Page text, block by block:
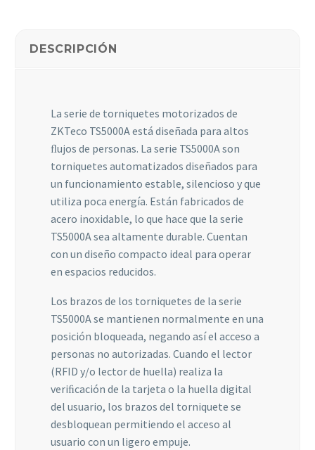
DESCRIPCIÓN
La serie de torniquetes motorizados de
ZKTeco TS5000A está diseñada para altos
ﬂujos de personas. La serie TS5000A son
torniquetes automatizados diseñados para
un funcionamiento estable, silencioso y que
utiliza poca energía. Están fabricados de
acero inoxidable, lo que hace que la serie
TS5000A sea altamente durable. Cuentan
con un diseño compacto ideal para operar
en espacios reducidos.
Los brazos de los torniquetes de la serie
TS5000A se mantienen normalmente en una
posición bloqueada, negando así el acceso a
personas no autorizadas. Cuando el lector
(RFID y/o lector de huella) realiza la
veriﬁcación de la tarjeta o la huella digital
del usuario, los brazos del torniquete se
desbloquean permitiendo el acceso al
usuario con un ligero empuje.
de la web, en
base a cómo
se usa la web.
Experiencia
nuestra web
funcione lo
mejor posible
rechaza estas
cookies,
algunas
funcionalidades
desaparecerán
de la web.
Marketing
Al compartir tus
intereses y